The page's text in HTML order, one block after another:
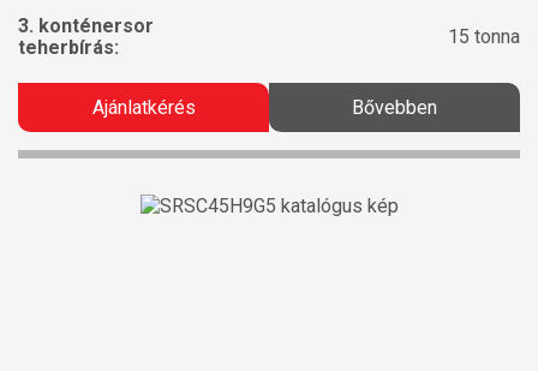
3. konténersor
teherbírás:
15 tonna
Ajánlatkérés Bővebben